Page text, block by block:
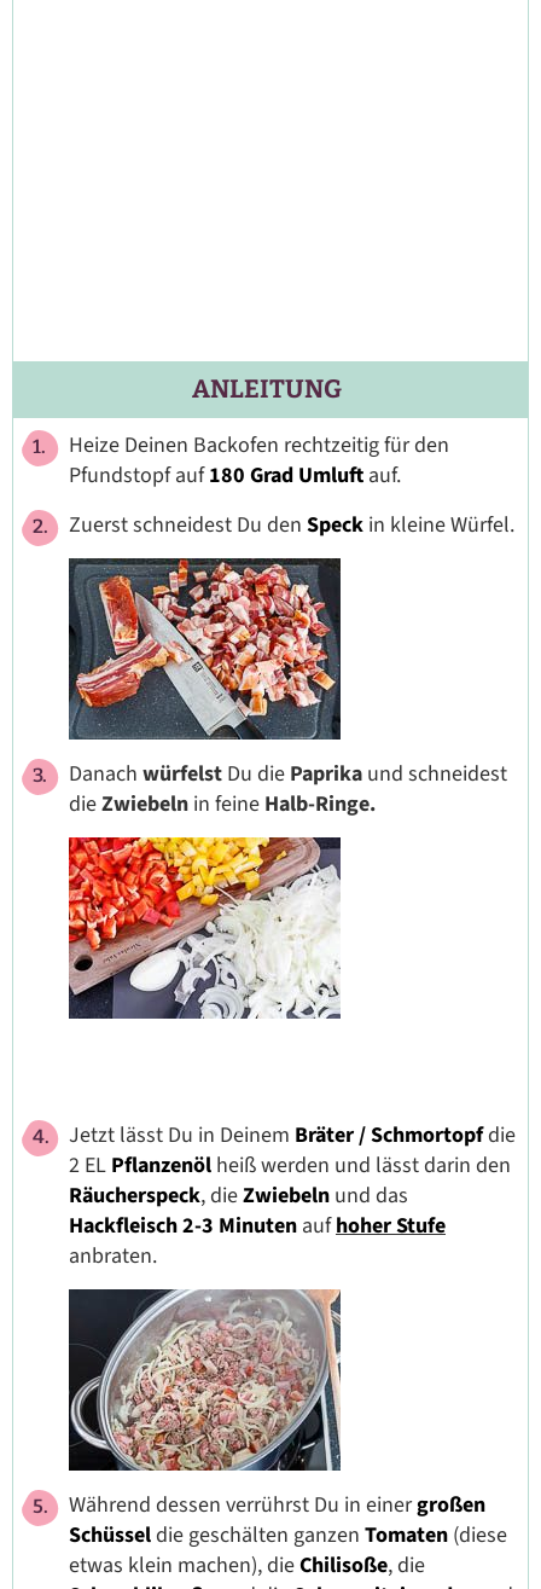
ANLEITUNG
Heize Deinen Backofen rechtzeitig für den
Pfundstopf auf180 Grad Umluft auf.
Zuerst schneidest Du den Speck in kleine Würfel.
Danach würfelst Du die Paprika und schneidest
dieZwiebeln in feine Halb-Ringe.
Jetzt lässt Du in Deinem Bräter / Schmortopfdie
2 EL Pflanzenöl heiß werden und lässt darin den
Räucherspeck, dieZwiebeln und das
Hackfleisch2-3 Minuten aufhoher Stufe
anbraten.
Während dessen verrührst Du in einergroßen
Schüsseldie geschälten ganzen Tomaten (diese
etwas klein machen), dieChilisoße, die